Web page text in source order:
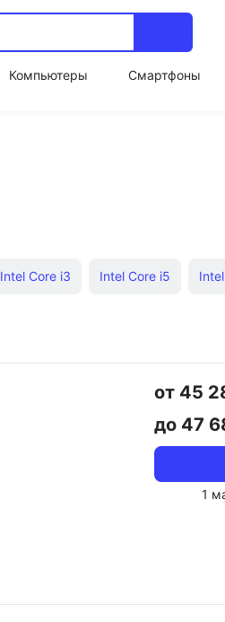
Компьютеры Смартфоны
Intel Core i3 Intel Core i5
от 45
до 47
1